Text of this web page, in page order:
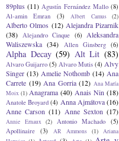
89plus (11) Agustín Fernández Mallo (8)
Al-amin Emran
(3) Albert Camus (2)
Alberto Olmos (12) Alejandra Pizarnik
(38)
Alejandro Cinque (6)
Aleksandra
Waliszewska (34) Allen Ginsberg (6)
Alpha Decay (59) Alt Lit (83)
Alvaro Guijarro (5) Alvaro Mutis (4) Alvy
Singer (13) Amelie Nothomb (14) Ana
Carrete (19) Ana Gorria (12) Ana María
Moix (1) Anagrama (40) Anais Nin (18)
Anatole Broyard (4) Anna Ajmátova (16)
Anne Carson (11) Anne Sexton (17)
Annie Ernaux (2) Antonio Machado
(5)
Apollinaire
(3) AR Ammons (1)
Ariana